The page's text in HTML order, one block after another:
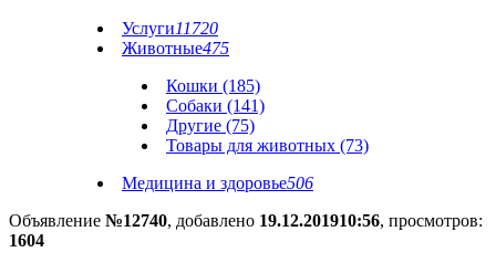
Услуги11720
Животные475
Кошки (185)
Собаки (141)
Другие (75)
Товары для животных (73)
Медицина и здоровье506
Объявление №12740, добавлено 19.12.201910:56, просмотров:
1604